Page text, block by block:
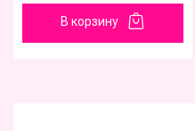
В корзину